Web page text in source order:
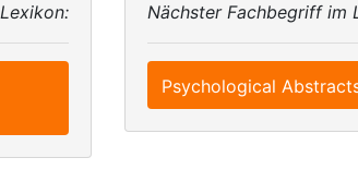
Nächster Fachbegriff im
Psychological